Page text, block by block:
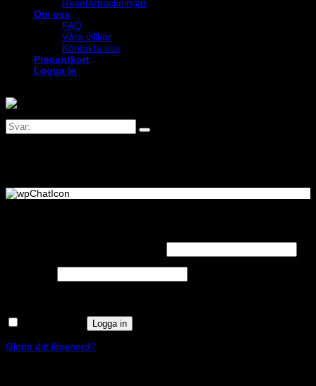
Reseförpackningar
Om oss
FAQ
Våra villkor
Kontakta oss
Presentkort
Logga in
Obligatoriskt
Logga in
Glömt ditt lösenord?